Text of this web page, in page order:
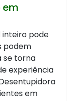
em
inteiro pode
podem
se torna
experiência
em